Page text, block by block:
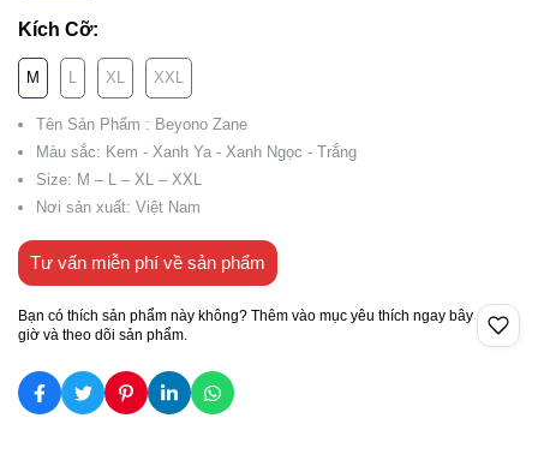
Kích Cỡ:
M L XL XXL
Tên Sản Phẩm : Beyono Zane
Màu sắc: Kem - Xanh Ya - Xanh Ngọc - Trắng
Size: M – L – XL – XXL
Nơi sản xuất: Việt Nam
Tư vấn miễn phí về sản phẩm
Bạn có thích sản phẩm này không? Thêm vào mục yêu thích ngay bây
giờ và theo dõi sản phẩm.